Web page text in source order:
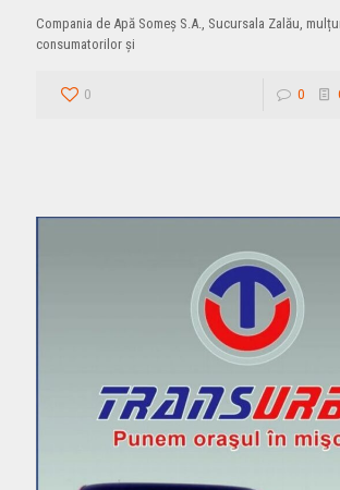
Compania de Apă Someș S.A., Sucursala Zalău,
consumatorilor și
0 0